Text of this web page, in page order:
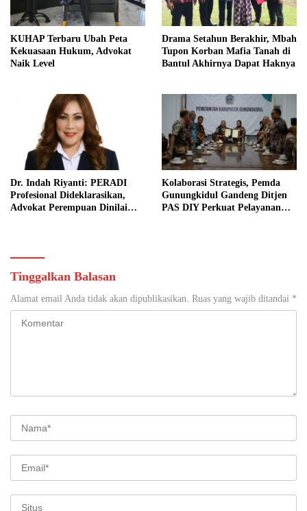
KUHAP Terbaru Ubah Peta
Kekuasaan Hukum, Advokat
Naik Level
Drama Setahun Berakhir, Mbah
Tupon Korban Mafia Tanah di
Bantul Akhirnya Dapat Haknya
Dr. Indah Riyanti: PERADI
Profesional Dideklarasikan,
Advokat Perempuan Dinilai
Kolaborasi Strategis, Pemda
Gunungkidul Gandeng Ditjen
PAS DIY Perkuat Pelayanan
Tinggalkan Balasan
Alamat email Anda tidak akan dipublikasikan. Ruas yang wajib ditandai *